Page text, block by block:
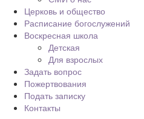
Церковь и общество
Расписание богослужений
Воскресная школа
Детская
Для взрослых
Задать вопрос
Пожертвования
Подать записку
Контакты